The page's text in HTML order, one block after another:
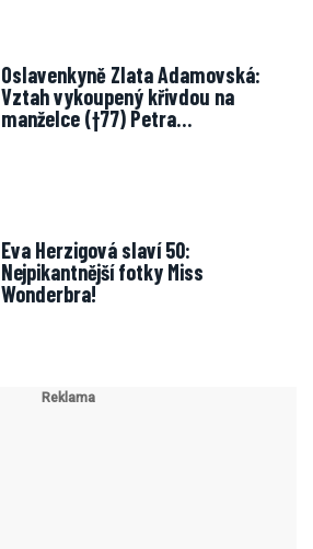
Oslavenkyně Zlata Adamovská:
Vztah vykoupený křivdou na
manželce (†77) Petra…
Eva Herzigová slaví 50:
Nejpikantnější fotky Miss
Wonderbra!